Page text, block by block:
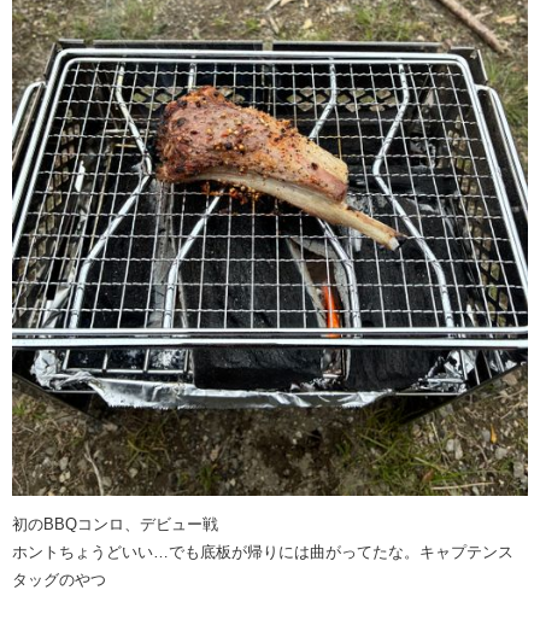
初のBBQコンロ、デビュー戦
ホントちょうどいい…でも底板が帰りには曲がってたな。キャプテンス
タッグのやつ